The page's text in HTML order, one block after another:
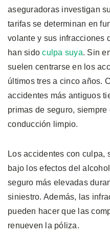
aseguradoras investigan
tarifas se determinan en
volante y sus infracciones
han sidoculpa suya. Sin
suelen centrarse en los
últimos tres a cinco años.
accidentes más antiguos
primas de seguro,
conducción limpio.
Los accidentes con culpa,
bajo los efectos del
seguro más elevadas
siniestro. Además, las
pueden hacer que las
renueven la póliza.